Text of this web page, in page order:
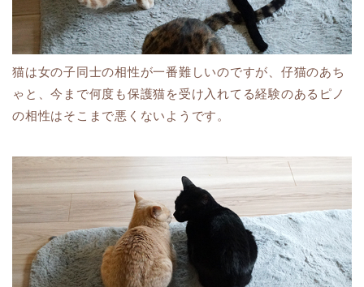
猫は女の子同士の相性が一番難しいのですが、仔猫のあち
ゃと、今まで何度も保護猫を受け入れてる経験のあるピノ
の相性はそこまで悪くないようです。